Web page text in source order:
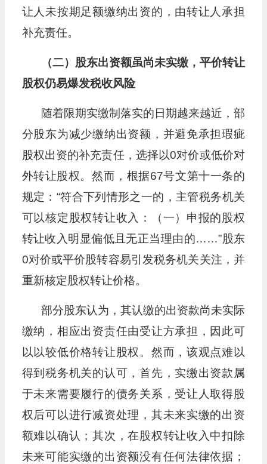
让人未按期足额缴纳出资的，由转让人承担
补充责任。
（二）股东出资额虽尚未实缴，平价转让
股权仍易爆发税收风险
随着限期实缴制落实的日期越来越近，部
分股东为减少缴纳出资额，并避免承担瑕疵
股权出资的补充责任，选择以0对价或低价对
外转让股权。然而，根据67号文第十一条的
规定：“符合下列情形之一的，主管税务机关
可以核定股权转让收入：（一）申报的股权
转让收入明显偏低且无正当理由的……”股东
0对价或平价股转容易引发税务机关关注，并
重新核定股权转让价格。
部分股东认为，其认缴的出资款尚未实际
缴纳，相应出资责任由受让方承担，因此可
以以较低价格转让股权。然而，该观点难以
得到税务机关的认可，首先，实缴出资款属
于未来需要履行的债务关系，受让人取得股
权后可以进行减资处理，其未来实缴的出资
额难以确认；其次，在股权转让收入中扣除
未来可能实缴的出资额没有任何法律依据；